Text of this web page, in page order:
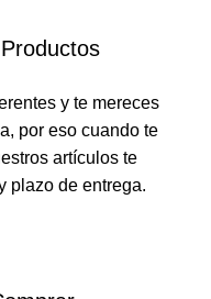
y te mereces
por eso cuando te
artículos te
plazo de entrega.